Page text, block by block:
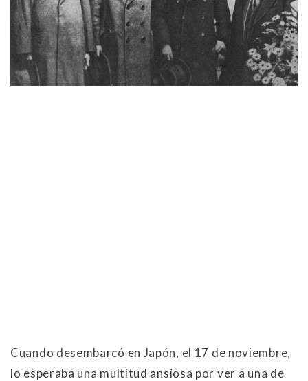
Cuando desembarcó en Japón, el 17 de noviembre,
lo esperaba una multitud ansiosa por ver a una de